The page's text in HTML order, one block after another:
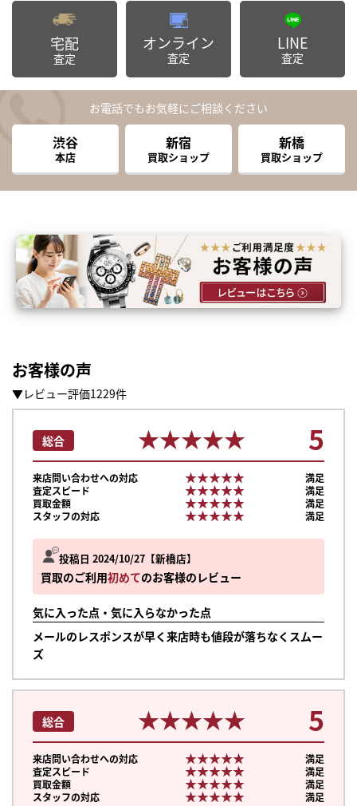
宅配
査定
オンライン
査定
LINE
査定
お電話でもお気軽にご相談ください
渋谷
本店
新宿
買取ショップ
新橋
買取ショップ
お客様の声
▼レビュー評価1229件
投稿日 2024/10/27 新橋店
買取のご利用初めてのお客様のレビュー
気に入った点・気に入らなかった点
メールのレスポンスが早く来店時も値段が落ちなくスムー
ズ
総合 ★★★★★
★★★★★ 5
来店問い合わせへの対応 ★★★★★
★★★★★
満足
査定スピード
★★★★★
★★★★★
満足
買取金額
★★★★★
★★★★★
満足
スタッフの対応
★★★★★
★★★★★ 満足
総合 ★★★★★
★★★★★ 5
来店問い合わせへの対応 ★★★★★
★★★★★
満足
査定スピード
★★★★★
★★★★★
満足
買取金額
★★★★★
★★★★★
満足
スタッフの対応
★★★★★
★★★★★ 満足